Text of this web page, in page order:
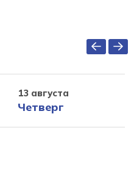
13 августа
Четверг